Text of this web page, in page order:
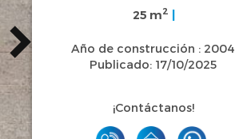
25 m2
Año de construcción : 2004
Publicado: 17/10/2025
¡Contáctanos!